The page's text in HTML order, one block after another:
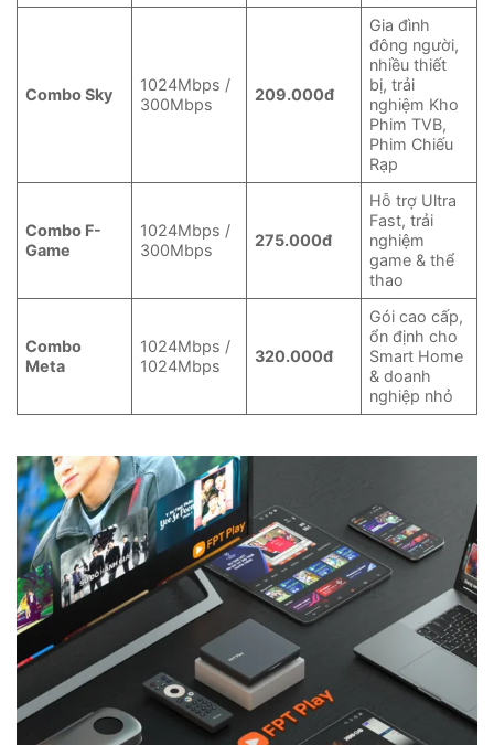
Combo Sky
1024Mbps /
300Mbps
209.000đ
Gia đình
đông người,
nhiều thiết
bị, trải
nghiệm Kho
Phim TVB,
Phim Chiếu
Rạp
Combo F-
Game
1024Mbps /
300Mbps
275.000đ
Hỗ trợ Ultra
Fast, trải
nghiệm
game & thể
thao
Combo
Meta
1024Mbps /
1024Mbps
320.000đ
Gói cao cấp,
ổn định cho
Smart Home
& doanh
nghiệp nhỏ